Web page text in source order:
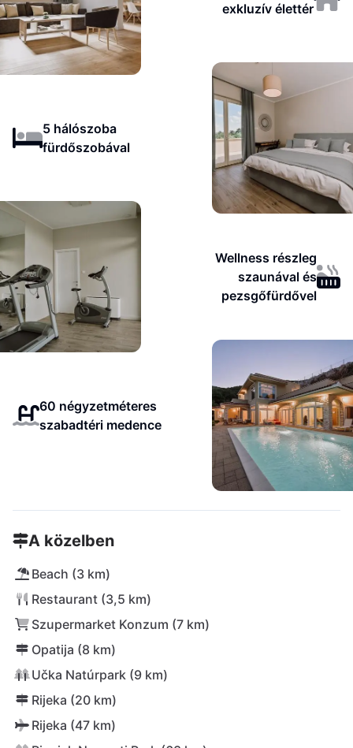
exkluzív élettér
5 hálószoba
fürdőszobával
Wellness részleg
szaunával és
pezsgőfürdővel
60 négyzetméteres
szabadtéri medence
A közelben
Beach (3 km)
Restaurant (3,5 km)
Szupermarket Konzum (7 km)
Opatija (8 km)
Učka Natúrpark (9 km)
Rijeka (20 km)
Rijeka (47 km)